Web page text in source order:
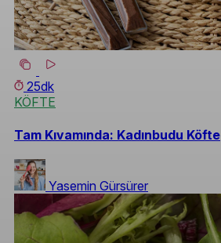
25dk
KÖFTE
Tam Kıvamında: Kadınbudu Köfte
Yasemin Gürsürer